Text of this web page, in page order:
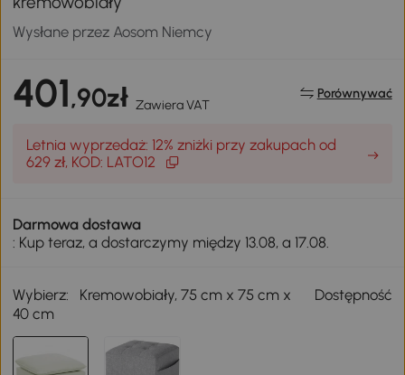
Wysłane przez Aosom Niemcy
401,90zł Zawiera VAT
Porównywać
Letnia wyprzedaż: 12% zniżki przy zakupach od
629 zł, KOD: LATO12
Darmowa dostawa
: Kup teraz, a dostarczymy między 13.08, a 17.08.
Wybierz:
Kremowobiały, 75 cm x 75 cm x
40 cm
Dostępność